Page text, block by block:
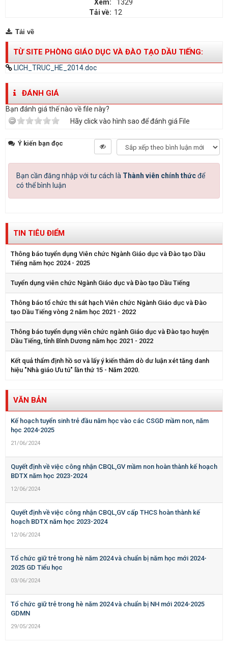
Xem:
1329
Tải về: 12
Tải về
TỪ SITE PHÒNG GIÁO DỤC VÀ ĐÀO TẠO DẦU TIẾNG:
LICH_TRUC_HE_2014.doc
ĐÁNH GIÁ
Bạn đánh giá thế nào về file này?
Hãy click vào hình sao để đánh giá File
Ý kiến bạn đọc
Bạn cần đăng nhập với tư cách là Thành viên chính thứcđể
có thể bình luận
TIN TIÊU ĐIỂM
Thông báo tuyển dụng Viên chức Ngành Giáo dục và Đào tạo Dầu
Tiếng năm học 2024 - 2025
Tuyển dụng viên chức Ngành Giáo dục và Đào tạo Dầu Tiếng
Thông báo tổ chức thi sát hạch Viên chức Ngành Giáo dục và Đào
tạo Dầu Tiếng vòng 2 năm học 2021 - 2022
Thông báo tuyển dụng viên chức ngành Giáo dục và Đào tạo huyện
Dầu Tiếng, tỉnh Bình Dương năm học 2021 - 2022
Kết quả thẩm định hồ sơ và lấy ý kiến thăm dò dư luận xét tăng danh
hiệu "Nhà giáo Ưu tú" lần thứ 15 - Năm 2020.
VĂN BẢN
Kế hoạch tuyển sinh trẻ đầu năm học vào các CSGD mầm non, năm
học 2024-2025
21/06/2024
Quyết định về việc công nhận CBQL,GV mầm non hoàn thành kế hoạch
BDTX năm học 2023-2024
12/06/2024
Quyết định về việc công nhận CBQL,GV cấp THCS hoàn thành kế
hoạch BDTX năm học 2023-2024
12/06/2024
Tổ chức giữ trẻ trong hè năm 2024 và chuẩn bị năm học mới 2024-
2025 GD Tiểu học
03/06/2024
Tổ chức giữ trẻ trong hè năm 2024 và chuẩn bị NH mới 2024-2025
GDMN
29/05/2024